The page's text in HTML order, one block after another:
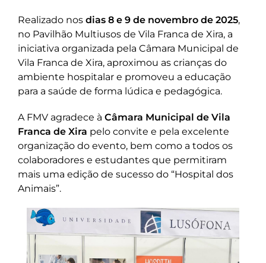
Realizado nos dias 8 e 9 de novembro de 2025,
no Pavilhão Multiusos de Vila Franca de Xira, a
iniciativa organizada pela Câmara Municipal de
Vila Franca de Xira, aproximou as crianças do
ambiente hospitalar e promoveu a educação
para a saúde de forma lúdica e pedagógica.
A FMV agradece à Câmara Municipal de Vila
Franca de Xira pelo convite e pela excelente
organização do evento, bem como a todos os
colaboradores e estudantes que permitiram
mais uma edição de sucesso do “Hospital dos
Animais”.